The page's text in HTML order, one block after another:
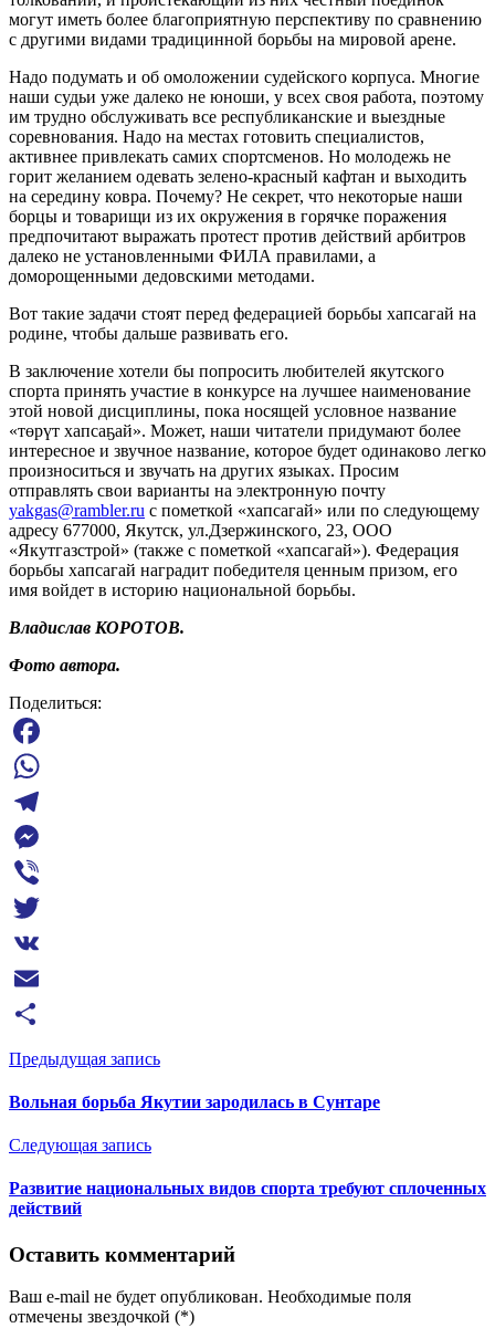
могут иметь более благоприятную перспективу по сравнению
с другими видами традицинной борьбы на мировой арене.
Надо подумать и об омоложении судейского корпуса. Многие
наши судьи уже далеко не юноши, у всех своя работа, поэтому
им трудно обслуживать все республиканские и выездные
соревнования. Надо на местах готовить специалистов,
активнее привлекать самих спортсменов. Но молодежь не
горит желанием одевать зелено-красный кафтан и выходить
на середину ковра. Почему? Не секрет, что некоторые наши
борцы и товарищи из их окружения в горячке поражения
предпочитают выражать протест против действий арбитров
далеко не установленными ФИЛА правилами, а
доморощенными дедовскими методами.
Вот такие задачи стоят перед федерацией борьбы хапсагай на
родине, чтобы дальше развивать его.
В заключение хотели бы попросить любителей якутского
спорта принять участие в конкурсе на лучшее наименование
этой новой дисциплины, пока носящей условное название
«төрүт хапсаҕай». Может, наши читатели придумают более
интересное и звучное название, которое будет одинаково легко
произноситься и звучать на других языках. Просим
отправлять свои варианты на электронную почту
yakgas@rambler.ru с пометкой «хапсагай» или по следующему
адресу 677000, Якутск, ул.Дзержинского, 23, ООО
«Якутгазстрой» (также с пометкой «хапсагай»). Федерация
борьбы хапсагай наградит победителя ценным призом, его
имя войдет в историю национальной борьбы.
Владислав КОРОТОВ.
Фото автора.
Поделиться:
Facebook
WhatsApp
Telegram
Messenger
Viber
Twitter
VK
Email
Отправить
Предыдущая запись
Вольная борьба Якутии зародилась в Сунтаре
Следующая запись
Развитие национальных видов спорта требуют сплоченных
действий
Оставить комментарий
Ваш e-mail не будет опубликован. Необходимые поля
отмечены звездочкой (*)